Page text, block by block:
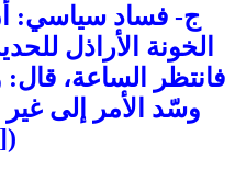
ج- فساد سياسي:
الخونة الأراذل
فانتظر الساعة، قال:
وسّد الأمر إلى
([4]).